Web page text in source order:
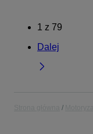
1 z 79
Dalej